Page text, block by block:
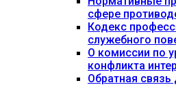
сфере
Кодекс
служебного
О комиссии по
конфликта
Обратная